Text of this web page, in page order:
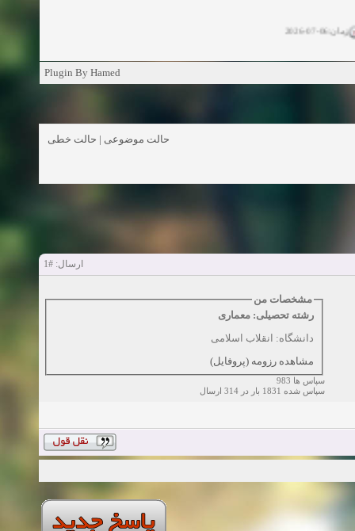
زمان:10-21-2024
زمان:10-11-2024
Plugin By Hamed
حالت موضوعی | حالت خطی
ارسال: #1
مشخصات من
رشته تحصیلی: معماری
دانشگاه: انقلاب اسلامی
مشاهده رزومه (پروفایل)
سپاس ها 983
سپاس شده 1831 بار در 314 ارسال